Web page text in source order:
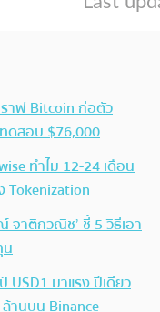
าฟ Bitcoin ก่อตัว
ดสอบ $76,000
ทำไม 12-24 เดือน
จาติกวณิช’ ชี้ 5 วิธีเอา
น
USD1 มาแรง ปีเดียว
านบน Binance